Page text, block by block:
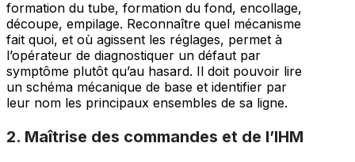
formation du tube, formation du fond, encollage,
découpe, empilage. Reconnaître quel mécanisme
fait quoi, et où agissent les réglages, permet à
l’opérateur de diagnostiquer un défaut par
symptôme plutôt qu’au hasard. Il doit pouvoir lire
un schéma mécanique de base et identifier par
leur nom les principaux ensembles de sa ligne.
2. Maîtrise des commandes et de l’IHM